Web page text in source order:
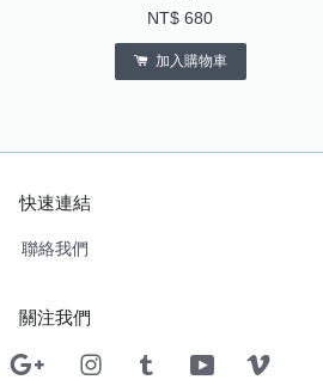
NT$ 680
加入購物車
快速連結
聯絡我們
關注我們
Google InstagramTumblr YouTube